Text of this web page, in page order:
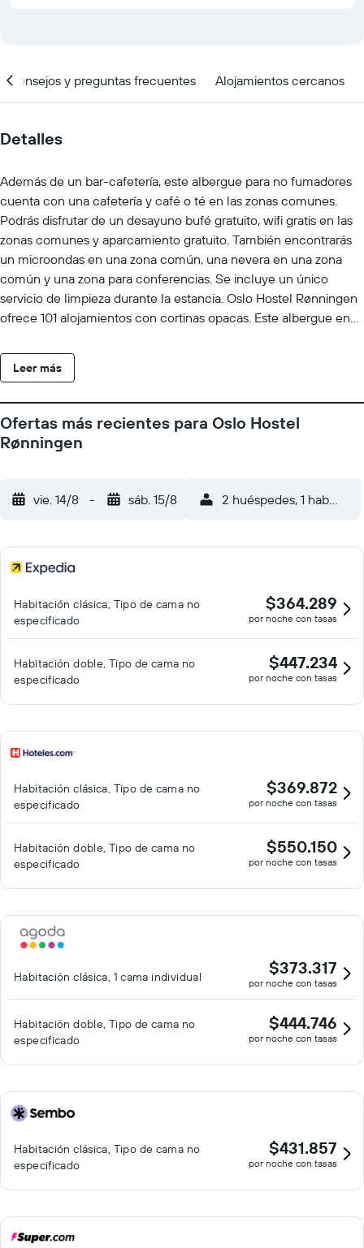
Consejos y preguntas frecuentes Alojamientos cercanos
Detalles
Además de un bar-cafetería, este albergue para no fumadores
cuenta con una cafetería y café o té en las zonas comunes.
Podrás disfrutar de un desayuno bufé gratuito, wifi gratis en las
zonas comunes y aparcamiento gratuito. También encontrarás
un microondas en una zona común, una nevera en una zona
común y una zona para conferencias. Se incluye un único
servicio de limpieza durante la estancia. Oslo Hostel Rønningen
ofrece 101 alojamientos con cortinas opacas. Este albergue en
equipados con ducha. Se ofrece servicio de limpieza una vez
por estancia y es posible solicitar tabla de planchar con plancha.
ofrece servicio de limpieza de forma limitada. Se pueden
practicar las actividades de ocio y esparcimiento que se indican
más abajo en las instalaciones o cerca del alojamiento (es
Leer más
Ofertas más recientes para Oslo Hostel
Rønningen
vie. 14/8 - sáb. 15/8 2 huéspedes, 1
Habitación clásica, Tipo de cama no
especificado
$364.289
por noche con tasas
Habitación doble, Tipo de cama no
especificado
$447.234
por noche con tasas
Habitación clásica, Tipo de cama no
especificado
$369.872
por noche con tasas
Habitación doble, Tipo de cama no
especificado
$550.150
por noche con tasas
Habitación clásica, 1 cama individual $373.317
por noche con tasas
Habitación doble, Tipo de cama no
especificado
$444.746
por noche con tasas
Habitación clásica, Tipo de cama no
especificado
$431.857
por noche con tasas